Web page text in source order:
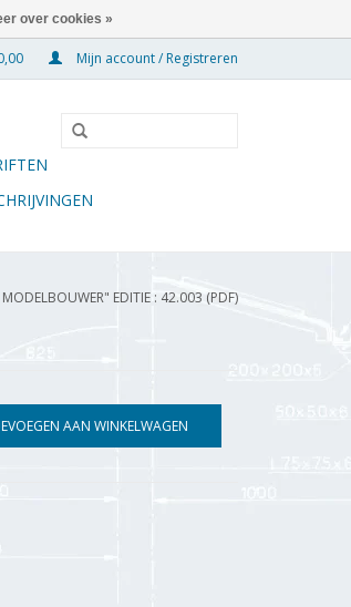
Mijn account / Registreren
EDITIE : 42.003 (PDF)
AAN WINKELWAGEN
over cookies »